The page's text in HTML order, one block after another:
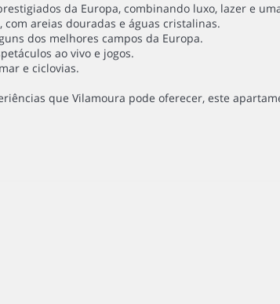
da Europa, combinando luxo, lazer e
com areias douradas e águas cristalinas.
dos melhores campos da Europa.
ao vivo e jogos.
e ciclovias.
que Vilamoura pode oferecer, este